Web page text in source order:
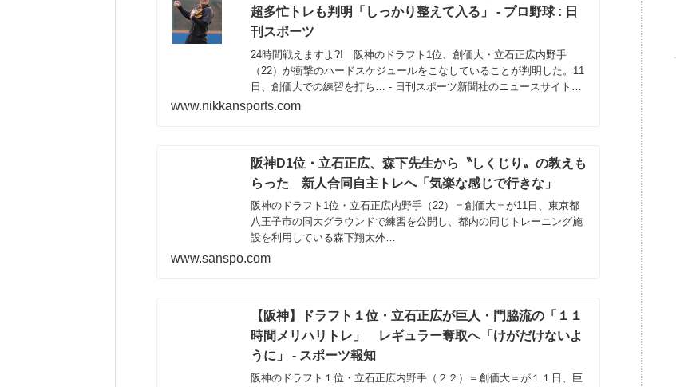
超多忙トレも判明「しっかり整えて入る」 - プロ野球 : 日
刊スポーツ
24時間戦えますよ?! 阪神のドラフト1位、創価大・立石正広内野手
（22）が衝撃のハードスケジュールをこなしていることが判明した。11
日、創価大での練習を打ち… - 日刊スポーツ新聞社のニュースサイト、
ニッカンスポーツ・コム（nikkans...
www.nikkansports.com
阪神D1位・立石正広、森下先生から〝しくじり〟の教えも
らった 新人合同自主トレへ「気楽な感じで行きな」
阪神のドラフト1位・立石正広内野手（22）＝創価大＝が11日、東京都
八王子市の同大グラウンドで練習を公開し、都内の同じトレーニング施
設を利用している森下翔太外…
www.sanspo.com
【阪神】ドラフト１位・立石正広が巨人・門脇流の「１１
時間メリハリトレ」 レギュラー奪取へ「けがだけないよ
うに」 - スポーツ報知
阪神のドラフト１位・立石正広内野手（２２）＝創価大＝が１１日、巨